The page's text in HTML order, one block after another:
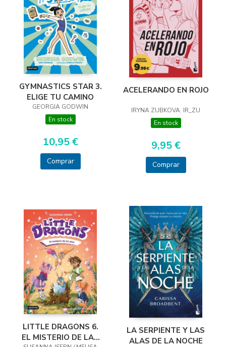
GYMNASTICS STAR 3.
ELIGE TU CAMINO
GEORGIA GODWIN
En stock
10,95 €
Comprar
ACELERANDO EN ROJO
IRYNA ZUBKOVA. IR_ZU
En stock
9,95 €
Comprar
LITTLE DRAGONS 6.
EL MISTERIO DE LAS
LA SERPIENTE Y LAS
ALAS DE LA NOCHE